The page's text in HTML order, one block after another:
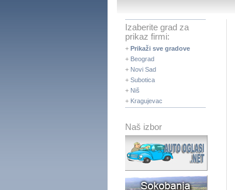
Izaberite grad za
prikaz firmi:
+ Prikaži sve gradove
+ Beograd
+ Novi Sad
+ Subotica
+ Niš
+ Kragujevac
Naš izbor